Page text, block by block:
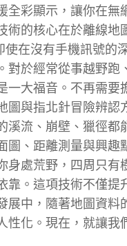
全彩顯示，讓你在無
術的核心在於離線地
在沒有手機訊號的
對於經常從事越野跑
一大福音。不再需要
圖與指北針冒險辨認
流、崩壁、獵徑都
、距離測量與興趣
處荒野，四周只有
靠。這項技術不僅提
展中，隨著地圖資料
性化。現在，就讓我